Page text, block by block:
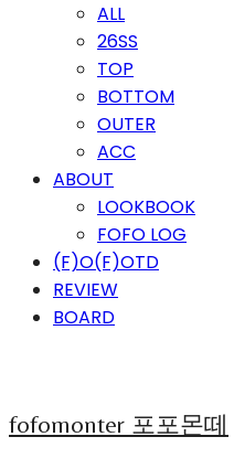
ALL
26SS
TOP
BOTTOM
OUTER
ACC
ABOUT
LOOKBOOK
FOFO LOG
(F)O(F)OTD
REVIEW
BOARD
fofomonter 포포몬떼